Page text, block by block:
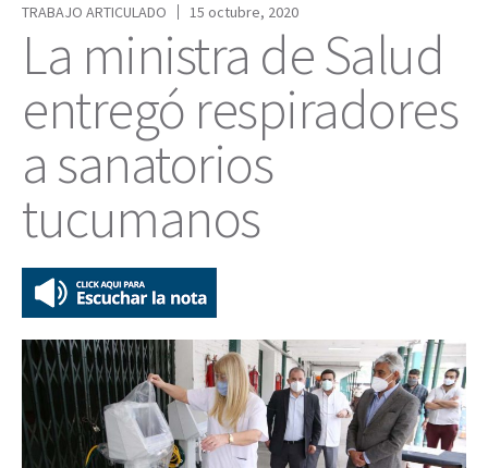
TRABAJO ARTICULADO
15 octubre, 2020
La ministra de Salud
entregó respiradores
a sanatorios
tucumanos